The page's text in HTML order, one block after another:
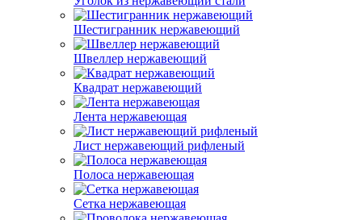
Шестигранник нержавеющий
Швеллер нержавеющий
Квадрат нержавеющий
Лента нержавеющая
Лист нержавеющий рифленый
Полоса нержавеющая
Сетка нержавеющая